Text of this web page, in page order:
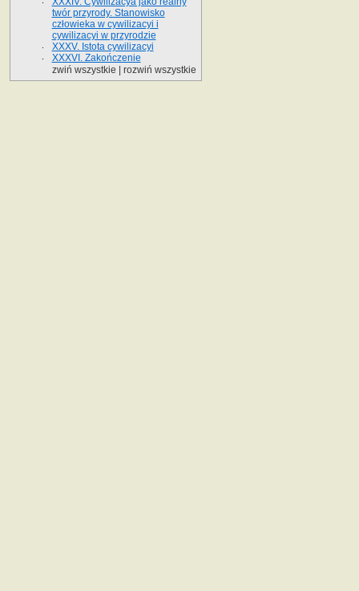
twór przyrody. Stanowisko
człowieka w cywilizacyi i
cywilizacyi w przyrodzie
XXXV. Istota cywilizacyi
XXXVI. Zakończenie
zwiń wszystkie
rozwiń wszystkie